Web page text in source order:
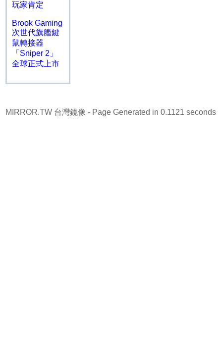
玩家肯定
Brook Gaming
次世代旗艦鍵
鼠轉接器
「Sniper 2」
全球正式上市
MIRROR.TW 台灣鏡像 - Page Generated in 0.1121 seconds